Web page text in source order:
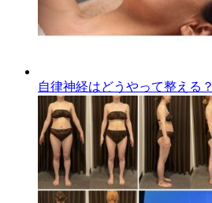
自律神経はどうやって整える？